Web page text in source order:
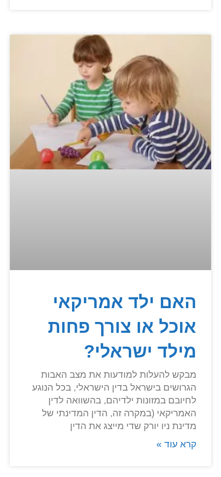
האם ילד אמריקאי
אוכל או צורך פחות
מילד ישראלי?
מבקש להעלות למודעות את מצב האבות
הגרושים בישראל בדין הישראלי, בכל הנוגע
לחיובם במזונות ילדיהם, בהשוואה לדין
האמריקאי (במקרה זה, הדין המדינתי של
מדינת ניו יורק שדי מייצג את הדין
קרא עוד »